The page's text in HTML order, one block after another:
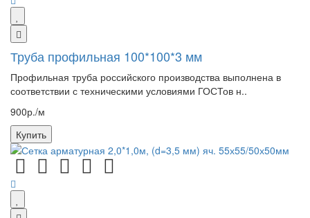
Труба профильная 100*100*3 мм
Профильная труба российского производства выполнена в
соответствии с техническими условиями ГОСТов н..
900р./м
Купить